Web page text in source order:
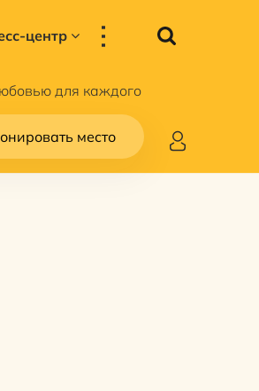
центр ...
для каждого
место